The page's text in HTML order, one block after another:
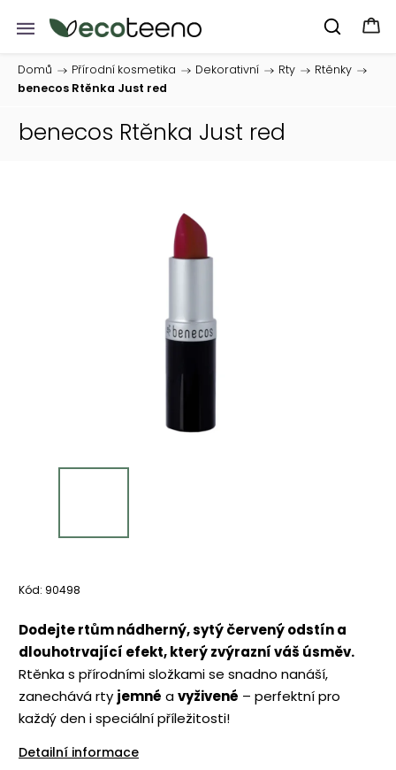
Domů / Přírodní kosmetika / Dekorativní / Rty / Rtěnky /
benecos Rtěnka Just red
benecos Rtěnka Just red
Kód: 90498
Dodejte rtům nádherný, sytý červený odstín a
dlouhotrvající efekt, který zvýrazní váš úsměv.
Rtěnka s přírodními složkami se snadno nanáší,
zanechává rty jemné avyživené – perfektní pro
každý den i speciální příležitosti!
Detailní informace